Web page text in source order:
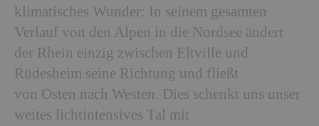
klimatisches Wunder: In seinem gesamten
Verlauf von den Alpen in die Nordsee ändert
der Rhein einzig zwischen Eltville und
Rüdesheim seine Richtung und fließt
von Osten nach Westen. Dies schenkt uns unser
weites lichtintensives Tal mit